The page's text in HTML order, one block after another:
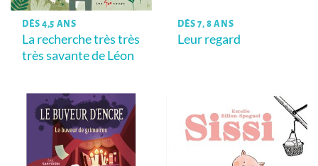
DÈS 4,5 ANS
La recherche très très
très savante de Léon
DÈS 7, 8 ANS
Leur regard